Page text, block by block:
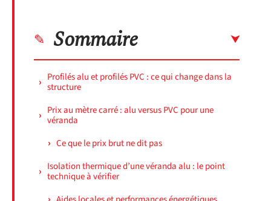
Sommaire
Profilés alu et profilés PVC : ce qui change dans la
structure
Prix au mètre carré : alu versus PVC pour une
véranda
Ce que le prix brut ne dit pas
Isolation thermique d’une véranda alu : le point
technique à vérifier